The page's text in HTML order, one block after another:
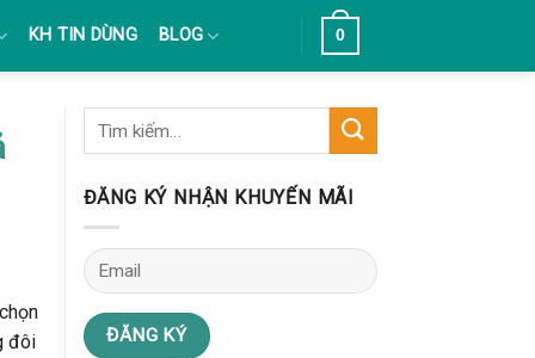
KH TIN DÙNG BLOG 0
đôi
ĐĂNG KÝ NHẬN KHUYẾN MÃI